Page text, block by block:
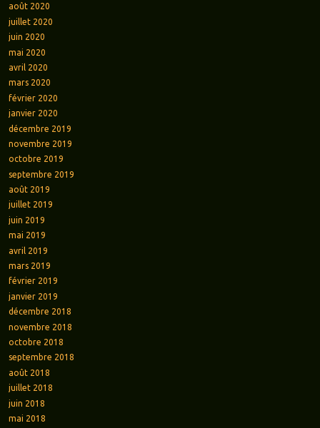
août 2020
juillet 2020
juin 2020
mai 2020
avril 2020
mars 2020
février 2020
janvier 2020
décembre 2019
novembre 2019
octobre 2019
septembre 2019
août 2019
juillet 2019
juin 2019
mai 2019
avril 2019
mars 2019
février 2019
janvier 2019
décembre 2018
novembre 2018
octobre 2018
septembre 2018
août 2018
juillet 2018
juin 2018
mai 2018